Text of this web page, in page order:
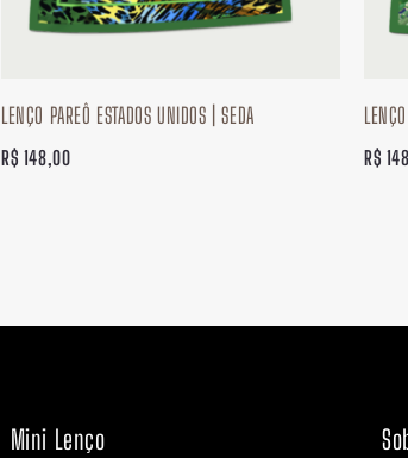
LENÇO PAREÔ ESTADOS UNIDOS | SEDA
R$ 148,00 R$
Mini Lenço